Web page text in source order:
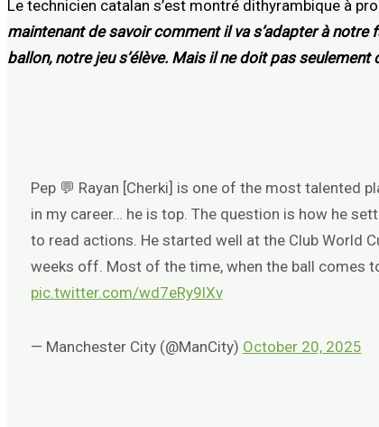
Le technicien catalan s’est montré dithyrambique à
maintenant de savoir comment il va s’adapter à
ballon, notre jeu s’élève. Mais il ne doit pas
Pep 💬 Rayan [Cherki] is one of the most talented
in my career… he is top. The question is how he
to read actions. He started well at the Club World
weeks off. Most of the time, when the ball comes
pic.twitter.com/wd7eRy9lXv
— Manchester City (@ManCity) October 20, 2025